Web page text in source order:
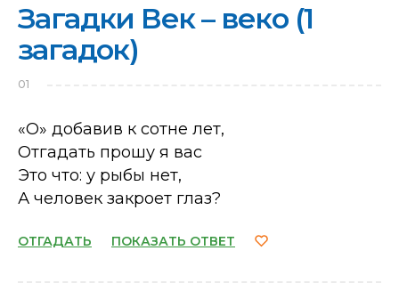
Загадки Век – веко (1
загадок)
01
«О» добавив к сотне лет,
Отгадать прошу я вас
Это что: у рыбы нет,
А человек закроет глаз?
ОТГАДАТЬ ПОКАЗАТЬ ОТВЕТ